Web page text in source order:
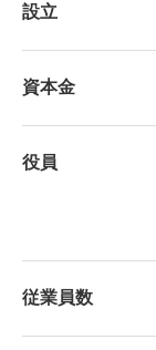
設立
資本金
役員
従業員数